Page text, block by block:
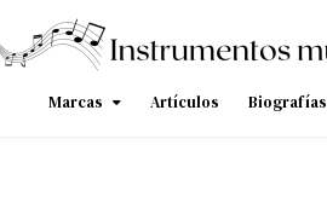
Marcas Artículos Biografías